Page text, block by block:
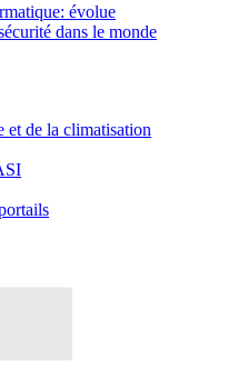
évolue
dans le monde
et de la climatisation